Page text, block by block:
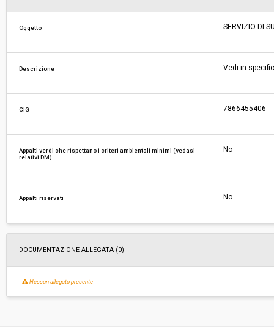
Responsabile attuale:
CENTRALE UNICA DI COMMITTENZA TRA I
Oggetto SERVIZIO DI
Descrizione Vedi in
CIG 7866455406
Appalti verdi che rispettano i criteri ambientali minimi (vedasi
relativi DM)
No
Appalti riservati No
DOCUMENTAZIONE ALLEGATA (0)
Nessun allegato presente